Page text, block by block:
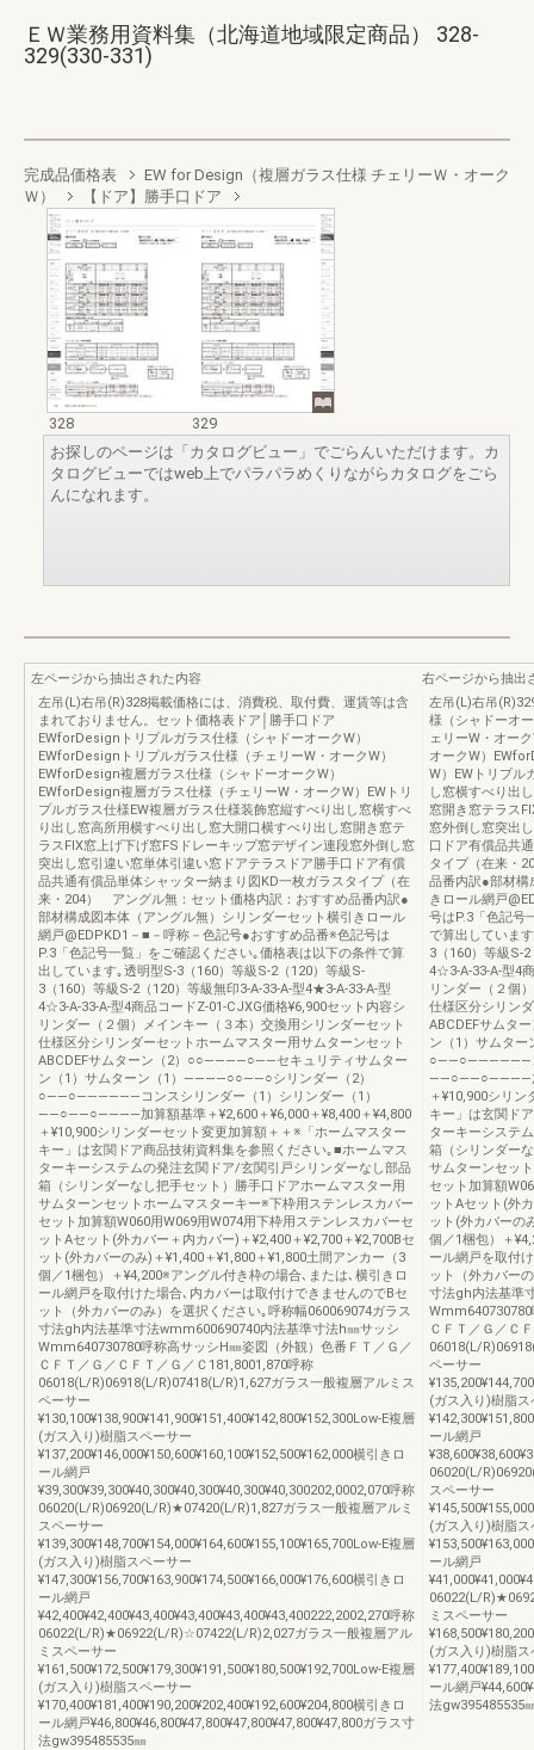
ＥＷ業務用資料集（北海道地域限定商品） 328-
329(330-331)
完成品価格表
EW for Design（複層ガラス仕様 チェリーＷ・オーク
Ｗ）
【ドア】勝手口ドア
328
329
お探しのページは「カタログビュー」でごらんいただけます。カ
タログビューではweb上でパラパラめくりながらカタログをごら
んになれます。
左ページから抽出された内容
左吊(L)右吊(R)328掲載価格には、消費税、取付費、運賃等は含
まれておりません。セット価格表ドア│勝手口ドア
EWforDesignトリプルガラス仕様（シャドーオークW）
EWforDesignトリプルガラス仕様（チェリーW・オークW）
EWforDesign複層ガラス仕様（シャドーオークW）
EWforDesign複層ガラス仕様（チェリーW・オークW）EWトリ
プルガラス仕様EW複層ガラス仕様装飾窓縦すべり出し窓横すべ
り出し窓高所用横すべり出し窓大開口横すべり出し窓開き窓テ
ラスFIX窓上げ下げ窓FSドレーキップ窓デザイン連段窓外倒し窓
突出し窓引違い窓単体引違い窓ドアテラスドア勝手口ドア有償
品共通有償品単体シャッター納まり図KD一枚ガラスタイプ（在
来・204） アングル無：セット価格内訳：おすすめ品番内訳●
部材構成図本体（アングル無）シリンダーセット横引きロール
網戸@EDPKD1－■－呼称－色記号●おすすめ品番※色記号は
P.3「色記号一覧」をご確認ください｡価格表は以下の条件で算
出しています｡透明型S-3（160）等級S-2（120）等級S-
3（160）等級S-2（120）等級無印3-A-33-A-型4★3-A-33-A-型
4☆3-A-33-A-型4商品コードZ-01-CJXG価格¥6,900セット内容シ
リンダー（２個）メインキー（３本）交換用シリンダーセット
仕様区分シリンダーセットホームマスター用サムターンセット
ABCDEFサムターン（2）○○――――○――セキュリティサムター
ン（1）サムターン（1）――――○○――○シリンダー（2）
○――○――――――コンスシリンダー（1）シリンダー（1）
――○――○――――加算額基準＋¥2,600＋¥6,000＋¥8,400＋¥4,800
＋¥10,900シリンダーセット変更加算額＋＋※「ホームマスター
キー」は玄関ドア商品技術資料集を参照ください｡■ホームマス
ターキーシステムの発注玄関ドア/玄関引戸シリンダーなし部品
箱（シリンダーなし把手セット）勝手口ドアホームマスター用
サムターンセットホームマスターキー※下枠用ステンレスカバー
セット加算額W060用W069用W074用下枠用ステンレスカバーセ
ットAセット(外カバー＋内カバー)＋¥2,400＋¥2,700＋¥2,700Bセ
ット(外カバーのみ)＋¥1,400＋¥1,800＋¥1,800土間アンカー（3
個／1梱包）＋¥4,200※アングル付き枠の場合､または､横引きロ
ール網戸を取付けた場合､内カバーは取付けできませんのでBセ
ット（外カバーのみ）を選択ください｡呼称幅060069074ガラス
寸法gh内法基準寸法wmm600690740内法基準寸法h㎜サッシ
Wmm640730780呼称高サッシH㎜姿図（外観）色番ＦＴ／Ｇ／
ＣＦＴ／Ｇ／ＣＦＴ／Ｇ／Ｃ181,8001,870呼称
06018(L/R)06918(L/R)07418(L/R)1,627ガラス一般複層アルミス
ペーサー
¥130,100¥138,900¥141,900¥151,400¥142,800¥152,300Low-E複層
(ガス入り)樹脂スペーサー
¥137,200¥146,000¥150,600¥160,100¥152,500¥162,000横引きロ
ール網戸
¥39,300¥39,300¥40,300¥40,300¥40,300¥40,300202,0002,070呼称
06020(L/R)06920(L/R)★07420(L/R)1,827ガラス一般複層アルミ
スペーサー
¥139,300¥148,700¥154,000¥164,600¥155,100¥165,700Low-E複層
(ガス入り)樹脂スペーサー
¥147,300¥156,700¥163,900¥174,500¥166,000¥176,600横引きロ
ール網戸
¥42,400¥42,400¥43,400¥43,400¥43,400¥43,400222,2002,270呼称
06022(L/R)★06922(L/R)☆07422(L/R)2,027ガラス一般複層アル
ミスペーサー
¥161,500¥172,500¥179,300¥191,500¥180,500¥192,700Low-E複層
(ガス入り)樹脂スペーサー
¥170,400¥181,400¥190,200¥202,400¥192,600¥204,800横引きロ
ール網戸¥46,800¥46,800¥47,800¥47,800¥47,800¥47,800ガラス寸
法gw395485535㎜
右ページから抽出
左吊(L)右吊
様（シャドーオ
ェリーW・オー
オークW）
W）EWトリプル
し窓横すべり出
窓開き窓テラス
窓外倒し窓突出
口ドア有償品共
タイプ（在来・
品番内訳●部材構
きロール網戸
号はP.3「色記号
で算出していま
3（160）等級S-
4☆3-A-33-A-型4
リンダー（２個
仕様区分シリン
ABCDEFサムタ
ン（1）サムタ
○――○――――――コ
――○――○――――加
＋¥10,900シリ
キー」は玄関ド
ターキーシステ
箱（シリンダー
サムターンセッ
セット加算額
ットAセット(外
ット(外カバーの
個／1梱包）＋
ール網戸を取付
ット（外カバー
寸法gh内法基準
ＣＦＴ／Ｇ／Ｃ
06018(L/
ペーサー
(ガス入り)樹脂ス
ール網戸
06020(L/
スペーサー
(ガス入り)樹脂ス
ール網戸
06022(L/
ミスペーサー
(ガス入り)樹脂ス
ール網戸
法gw395485535